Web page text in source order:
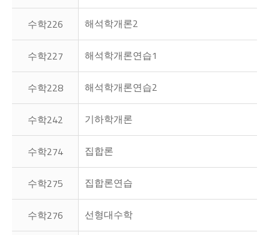
수학226 해석학개론2
수학227 해석학개론연습1
수학228 해석학개론연습2
수학242 기하학개론
수학274 집합론
수학275 집합론연습
수학276 선형대수학